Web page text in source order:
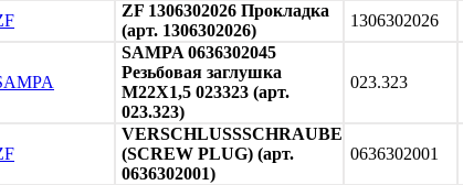
ZF 1306302026 Прокладка
(арт. 1306302026)
1306302026
SAMPA 0636302045
Резьбовая заглушка
M22X1,5 023323 (арт.
023.323)
023.323
VERSCHLUSSSCHRAUBE
(SCREW PLUG) (арт.
0636302001)
0636302001